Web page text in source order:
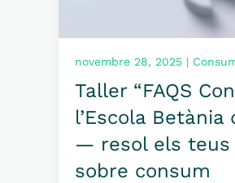
novembre 28, 2025 |
Taller “FAQS
l’Escola Betània
— resol els teus
sobre consum